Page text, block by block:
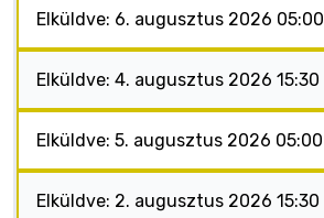
Elküldve: 6. augusztus 2026 05:00
Elküldve: 4. augusztus 2026 15:30
Elküldve: 5. augusztus 2026 05:00
Elküldve: 2. augusztus 2026 15:30